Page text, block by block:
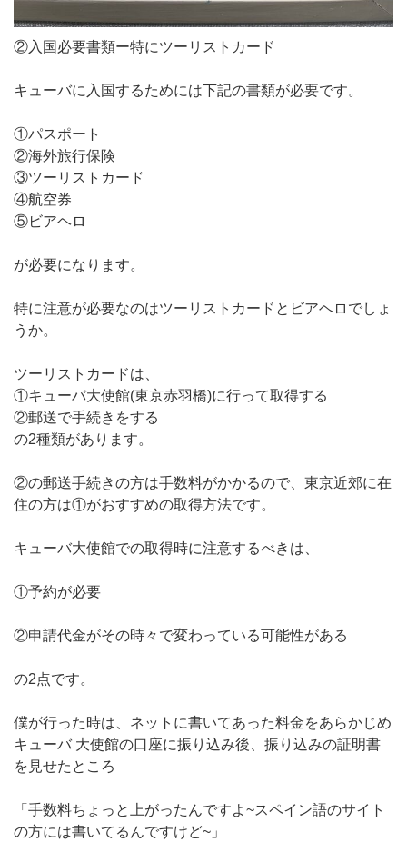
②入国必要書類ー特にツーリストカード
キューバに入国するためには下記の書類が必要です。
①パスポート
②海外旅行保険
③ツーリストカード
④航空券
⑤ビアヘロ
が必要になります。
特に注意が必要なのはツーリストカードとビアヘロでしょ
うか。
ツーリストカードは、
①キューバ大使館(東京赤羽橋)に行って取得する
②郵送で手続きをする
の2種類があります。
②の郵送手続きの方は手数料がかかるので、東京近郊に在
住の方は①がおすすめの取得方法です。
キューバ大使館での取得時に注意するべきは、
①予約が必要
②申請代金がその時々で変わっている可能性がある
の2点です。
僕が行った時は、ネットに書いてあった料金をあらかじめ
キューバ 大使館の口座に振り込み後、振り込みの証明書
を見せたところ
「手数料ちょっと上がったんですよ~スペイン語のサイト
の方には書いてるんですけど~」